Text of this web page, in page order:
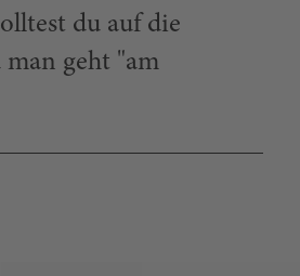
du auf die
geht "am